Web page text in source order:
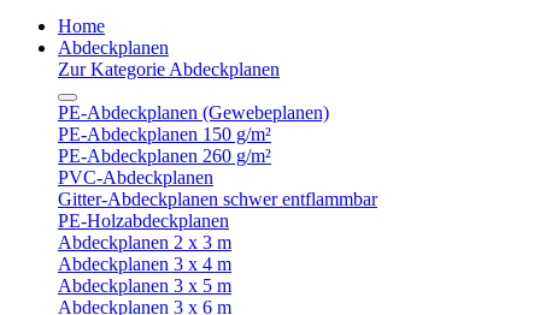
Home
Abdeckplanen
Zur Kategorie Abdeckplanen
PE-Abdeckplanen (Gewebeplanen)
PE-Abdeckplanen 150 g/m²
PE-Abdeckplanen 260 g/m²
PVC-Abdeckplanen
Gitter-Abdeckplanen schwer entflammbar
PE-Holzabdeckplanen
Abdeckplanen 2 x 3 m
Abdeckplanen 3 x 4 m
Abdeckplanen 3 x 5 m
Abdeckplanen 3 x 6 m